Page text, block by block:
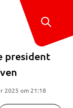
president
2025 om 21:18